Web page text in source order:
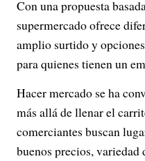
Con una propuesta
supermercado ofrece
amplio surtido y
para quienes tienen un
Hacer mercado se ha
más allá de llenar el
comerciantes buscan
buenos precios,